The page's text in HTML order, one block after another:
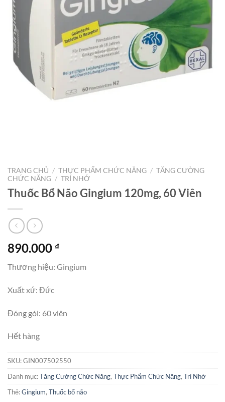
TRANG CHỦ / THỰC PHẨM CHỨC NĂNG / TĂNG CƯỜNG
CHỨC NĂNG / TRÍ NHỚ
Thuốc Bổ Não Gingium 120mg, 60 Viên
890.000 ₫
Thương hiệu: Gingium
Xuất xứ: Đức
Đóng gói: 60 viên
Hết hàng
SKU:GIN007502550
Danh mục:Tăng Cường Chức Năng, Thực Phẩm Chức Năng, Trí Nhớ
Thẻ:Gingium, Thuốc bổ não